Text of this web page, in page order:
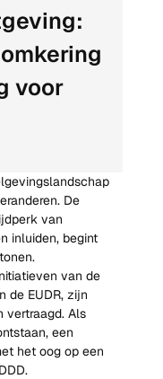
voor
De
van
inluiden, begint
van de
de EUDR, zijn
vertraagd. Als
een
het oog op een